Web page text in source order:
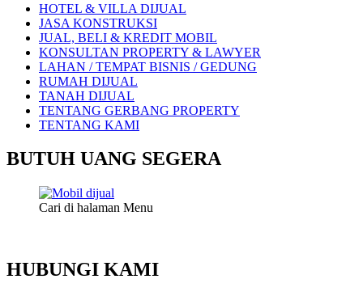
HOTEL & VILLA DIJUAL
JASA KONSTRUKSI
JUAL, BELI & KREDIT MOBIL
KONSULTAN PROPERTY & LAWYER
LAHAN / TEMPAT BISNIS / GEDUNG
RUMAH DIJUAL
TANAH DIJUAL
TENTANG GERBANG PROPERTY
TENTANG KAMI
BUTUH UANG SEGERA
Cari di halaman Menu
HUBUNGI KAMI